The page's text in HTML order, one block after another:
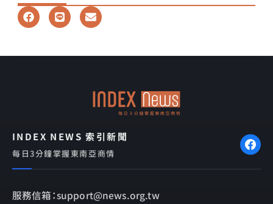
F
a
b
L
i
E
n
l
INDEX NEWS 索引新聞
每日3分鐘掌握東南亞商情
服務信箱：support@news.org.tw